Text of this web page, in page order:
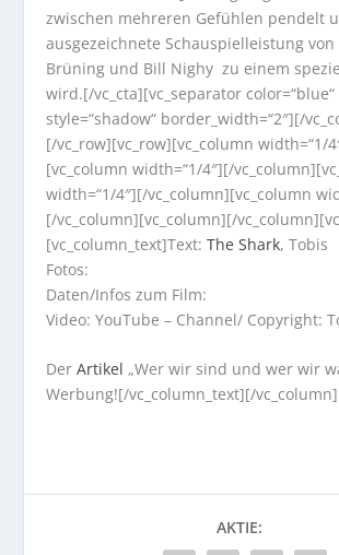
zwischen mehreren Gefühlen pendelt
ausgezeichnete Schauspielleistung
Brüning und Bill Nighy zu einem
wird.[/vc_cta][vc_separator color=“blue“
style=“shadow“ border_width=“2″][/
[/vc_row][vc_row][vc_column width=“1/
[vc_column width=“1/4″][/
width=“1/4″][/vc_column][vc_column
[/vc_column][vc_column][/
[vc_column_text]Text:The Shark, Tobis
Fotos:
Daten/Infos zum Film:
Video: YouTube – Channel/ Copyright:
DerArtikel „Wer wir sind und wer wir
Werbung![/vc_column_text][/
AKTIE: